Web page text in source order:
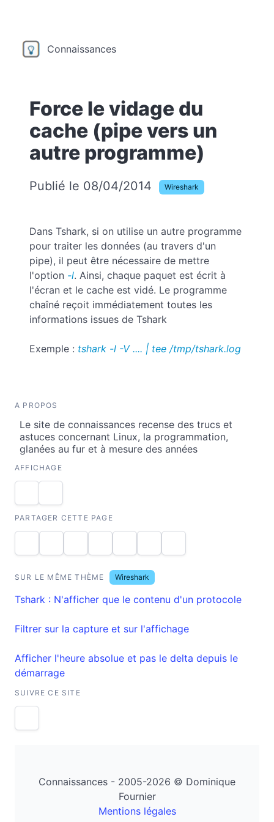
Connaissances
Force le vidage du
cache (pipe vers un
autre programme)
Publié le 08/04/2014 Wireshark
Dans Tshark, si on utilise un autre programme
pour traiter les données (au travers d'un
pipe), il peut être nécessaire de mettre
l'option -l. Ainsi, chaque paquet est écrit à
l'écran et le cache est vidé. Le programme
chaîné reçoit immédiatement toutes les
informations issues de Tshark
Exemple : tshark -l -V .... | tee /tmp/tshark.log
A PROPOS
Le site de connaissances recense des trucs et
astuces concernant Linux, la programmation,
glanées au fur et à mesure des années
AFFICHAGE
PARTAGER CETTE PAGE
SUR LE MÊME THÈME Wireshark
Tshark : N'afficher que le contenu d'un protocole
Filtrer sur la capture et sur l'affichage
Afficher l'heure absolue et pas le delta depuis le
démarrage
SUIVRE CE SITE
Connaissances - 2005-2026 © Dominique
Fournier
Mentions légales